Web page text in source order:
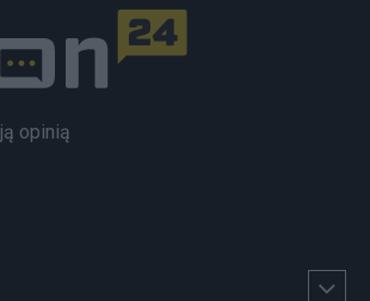
opinią